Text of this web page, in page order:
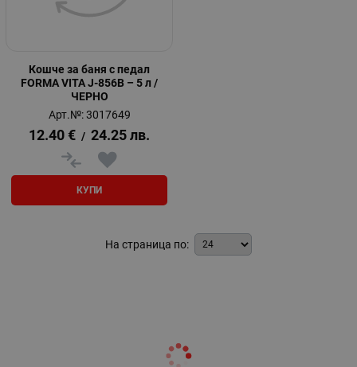
Кошче за баня с педал
FORMA VITA J-856B – 5 л /
ЧЕРНО
Арт.№: 3017649
12.40 € / 24.25 лв.
КУПИ
На страница по: